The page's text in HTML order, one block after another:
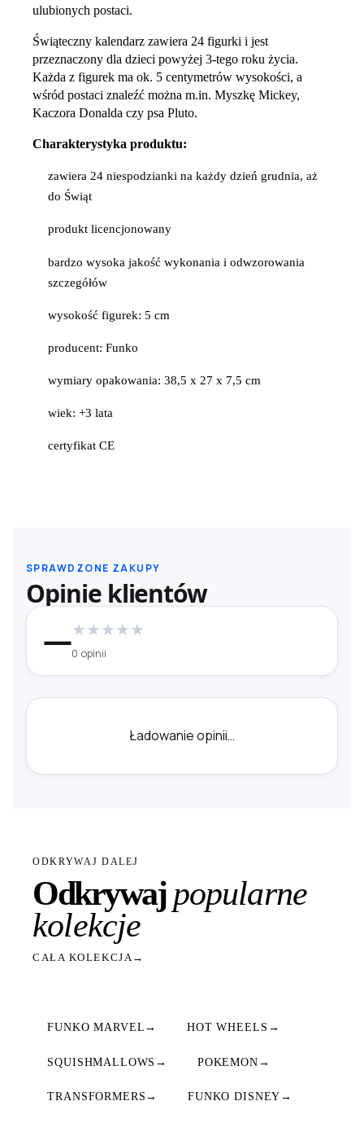
ulubionych postaci.
Świąteczny kalendarz zawiera 24 figurki i jest
przeznaczony dla dzieci powyżej 3-tego roku życia.
Każda z figurek ma ok. 5 centymetrów wysokości, a
wśród postaci znaleźć można m.in. Myszkę Mickey,
Kaczora Donalda czy psa Pluto.
Charakterystyka produktu:
zawiera 24 niespodzianki na każdy dzień grudnia, aż
do Świąt
produkt licencjonowany
bardzo wysoka jakość wykonania i odwzorowania
szczegółów
wysokość figurek: 5 cm
producent: Funko
wymiary opakowania: 38,5 x 27 x 7,5 cm
wiek: +3 lata
certyfikat CE
SPRAWDZONE ZAKUPY
Opinie klientów
—★★★★★
0 opinii
Ładowanie opinii…
ODKRYWAJ DALEJ
Odkrywajpopularne
kolekcje
CAŁA KOLEKCJA→
FUNKO MARVEL → HOT WHEELS →
SQUISHMALLOWS → POKEMON →
TRANSFORMERS → FUNKO DISNEY →